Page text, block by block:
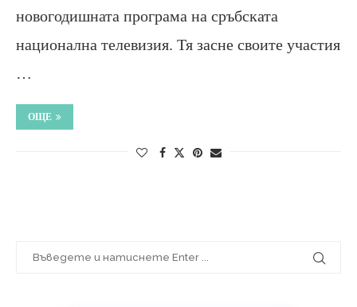
новогодишната програма на сръбската
национална телевизия. Тя засне своите участия
…
ОЩЕ